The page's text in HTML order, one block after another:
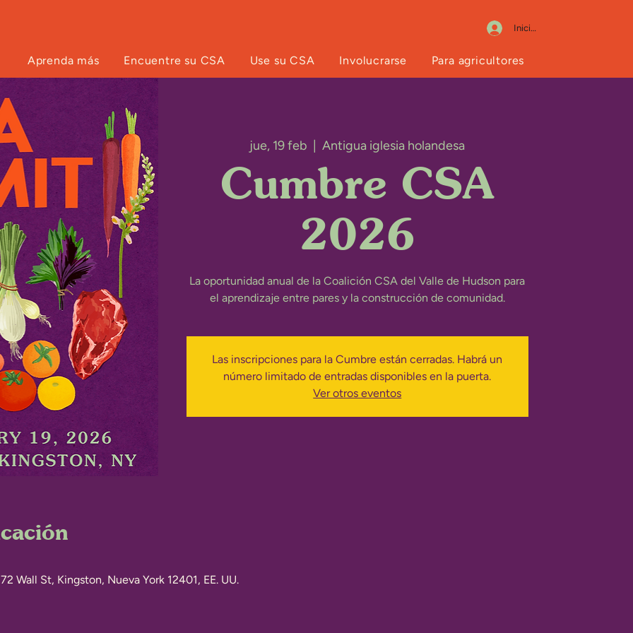
Iniciar sesión
Aprenda más Encuentre su CSA Use su CSA Involucrarse Para agricultores
jue, 19 feb
  |
Antigua iglesia holandesa
Cumbre CSA
2026
La oportunidad anual de la Coalición CSA del Valle de Hudson para
el aprendizaje entre pares y la construcción de comunidad.
Las inscripciones para la Cumbre están cerradas. Habrá un
número limitado de entradas disponibles en la puerta.
Ver otros eventos
Wall St, Kingston, Nueva York 12401, EE. UU.